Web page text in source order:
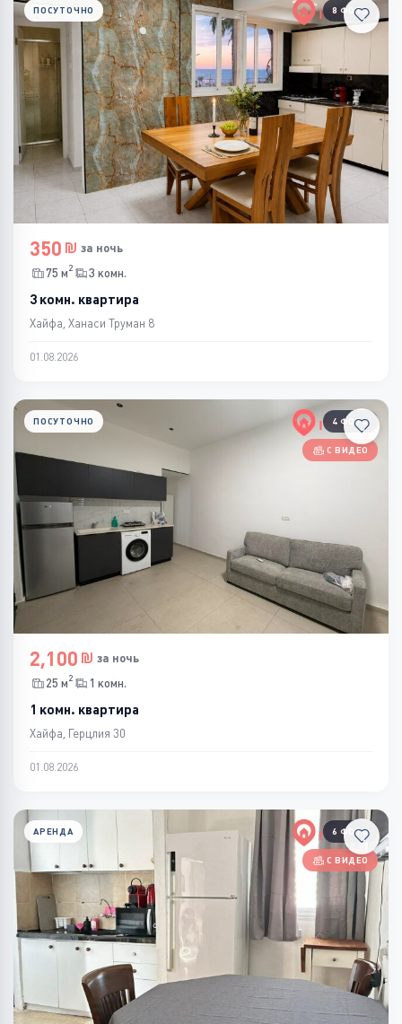
8 ФОТО
ПОСУТОЧНО
350
за ночь
75 м2 3 комн.
3 комн. квартира
Хайфа, Ханаси Труман 8
01.08.2026
4 ФОТО
С ВИДЕО
ПОСУТОЧНО
2,100
за ночь
25 м2 1 комн.
1 комн. квартира
Хайфа, Герцлия 30
01.08.2026
6 ФОТО
С ВИДЕО
АРЕНДА